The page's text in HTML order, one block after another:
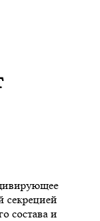
секрецией
состава и